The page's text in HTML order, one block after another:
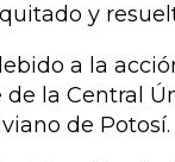
y
a la
la Central
de Potosí.